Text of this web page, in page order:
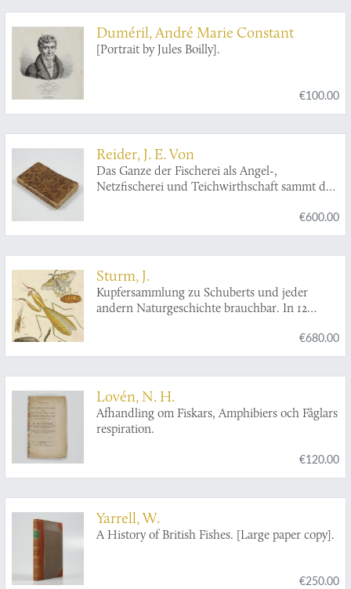
Joachim. Alcenius, stip. publ. Ostrobotnienses.
In audit. medico d. XIII Martii MDCCCXIX h.
Duméril, André Marie Constant
[Portrait by Jules Boilly].
€100.00
Reider, J. E. Von
Das Ganze der Fischerei als Angel-,
Netzfischerei und Teichwirthschaft sammt der
Handbuch für Fischerei- und Teichbesitzer.
Mit einem Anhang die zubereitung der Fische
€600.00
Sturm, J.
Kupfersammlung zu Schuberts und jeder
andern Naturgeschichte brauchbar. In 12
€680.00
Lovén, N. H.
Afhandling om Fiskars, Amphibiers och Fåglars
respiration.
€120.00
Yarrell, W.
A History of British Fishes. [Large paper copy].
€250.00